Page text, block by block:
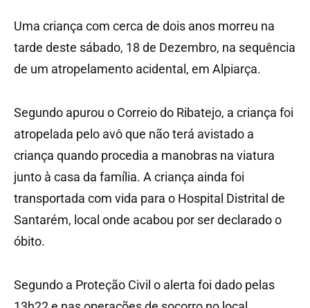
Uma criança com cerca de dois anos morreu na
tarde deste sábado, 18 de Dezembro, na sequência
de um atropelamento acidental, em Alpiarça.
Segundo apurou o Correio do Ribatejo, a criança foi
atropelada pelo avô que não terá avistado a
criança quando procedia a manobras na viatura
junto à casa da família. A criança ainda foi
transportada com vida para o Hospital Distrital de
Santarém, local onde acabou por ser declarado o
óbito.
Segundo a Proteção Civil o alerta foi dado pelas